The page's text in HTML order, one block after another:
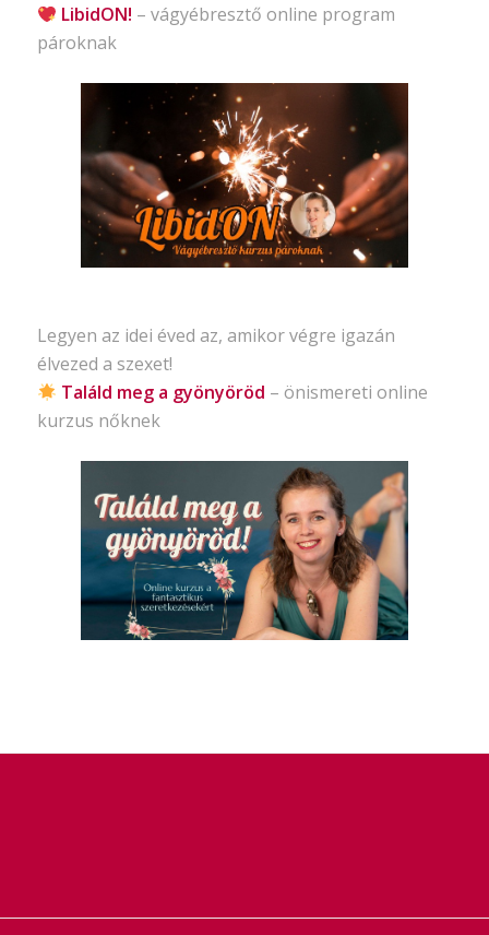
LibidON! – vágyébresztő online program
pároknak
Legyen az idei éved az, amikor végre igazán
élvezed a szexet!
Találd meg a gyönyöröd – önismereti online
kurzus nőknek